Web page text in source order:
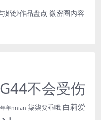
婚纱作品盘点 微密圈内容
G44不会受伤
年年nnian 柒柒要乖哦 白莉爱